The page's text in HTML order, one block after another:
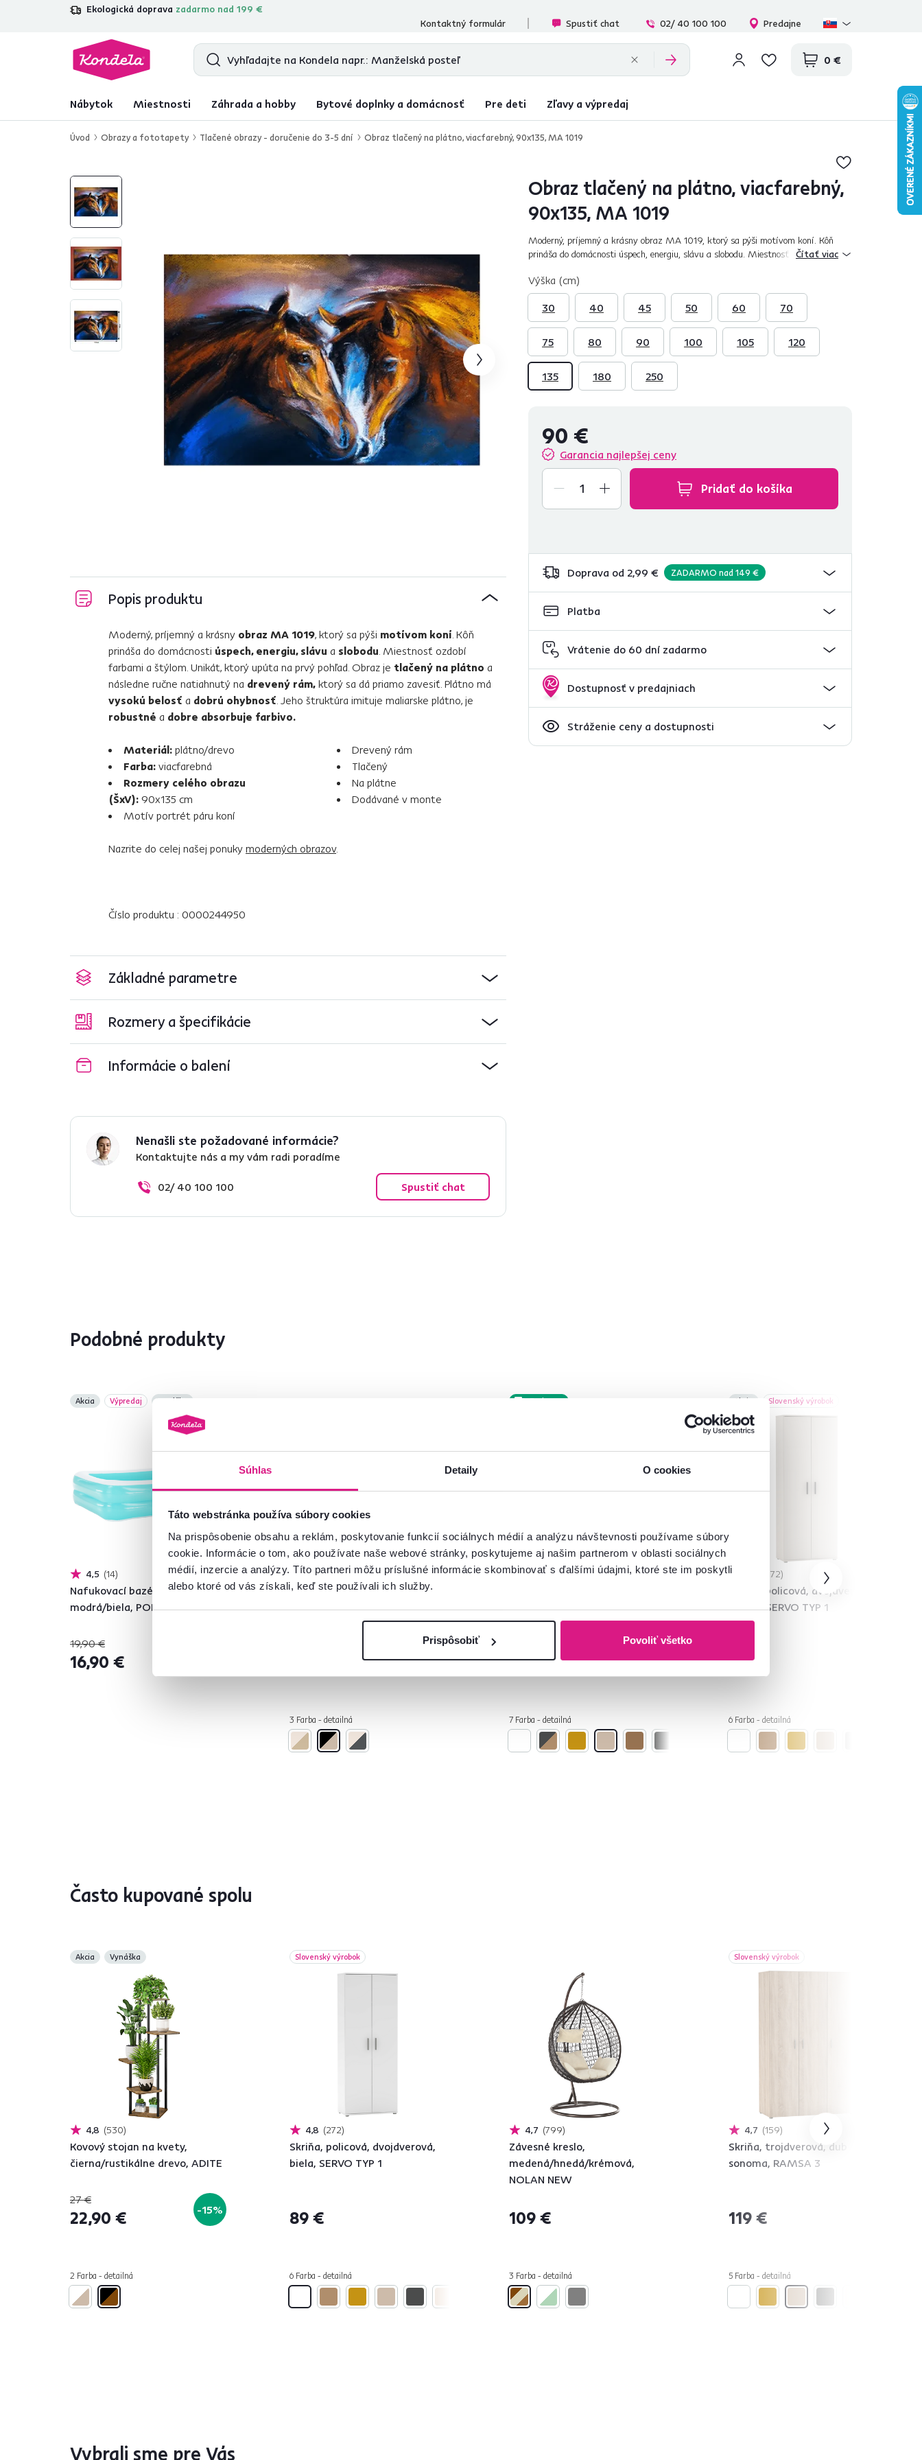
Súhlas Detaily O cookies
Táto webstránka používa súbory cookies
Na prispôsobenie obsahu a reklám, poskytovanie funkcií sociálnych médií a analýzu návštevnosti používame súbory
cookie. Informácie o tom, ako používate naše webové stránky, poskytujeme aj našim partnerom v oblasti sociálnych
médií, inzercie a analýzy. Títo partneri môžu príslušné informácie skombinovať s ďalšími údajmi, ktoré ste im poskytli
alebo ktoré od vás získali, keď ste používali ich služby.
Prispôsobiť Povoliť všetko
Ekologická doprava zadarmo nad 199 €
4,7 31 157overených produktových recenzií
Kontaktný formulár
Spustiť chat 02/ 40 100 100 Predajne
0 €
Nábytok Miestnosti Záhrada a hobby Bytové doplnky a domácnosť Pre deti Zľavy a výpredaj
Úvod Obrazy a fototapety Tlačené obrazy - doručenie do 3-5 dní Obraz tlačený na plátno, viacfarebný, 90x135, MA 1019
Obraz tlačený na plátno, viacfarebný,
90x135, MA 1019
Moderný, príjemný a krásny obraz MA 1019, ktorý sa pýši motívom koní. Kôň
prináša do domácnosti úspech, energiu, slávu a slobodu. Miestnosť ozdobí farbami
Čítať viac
Výška (cm)
30
40 45 50 60 70
75 80 90 100 105 120
135 180 250
90 €
Garancia najlepšej ceny
Pridať do košíka
Doprava od 2,99 € ZADARMO nad 149 €
Platba
Vrátenie do 60 dní zadarmo
Dostupnosť v predajniach
Stráženie ceny a dostupnosti
Popis produktu
Moderný, príjemný a krásny obraz MA 1019, ktorý sa pýši motívom koní . Kôň
prináša do domácnosti úspech, energiu, slávu a slobodu . Miestnosť ozdobí
farbami a štýlom. Unikát, ktorý upúta na prvý pohľad. Obraz je tlačený na plátno a
následne ručne natiahnutý na drevený rám, ktorý sa dá priamo zavesiť. Plátno má
vysokú belosť a dobrú ohybnosť . Jeho štruktúra imituje maliarske plátno, je
robustné a dobre absorbuje farbivo.
Materiál: plátno/drevo
Farba: viacfarebná
Rozmery celého obrazu
(ŠxV): 90x135 cm
Motív portrét páru koní
Drevený rám
Tlačený
Na plátne
Dodávané v monte
Nazrite do celej našej ponuky moderných obrazov.
Číslo produktu : 0000244950
Základné parametre
Rozmery a špecifikácie
Informácie o balení
Nenašli ste požadované informácie?
Kontaktujte nás a my vám radi poradíme
02/ 40 100 100 Spustiť chat
Podobné produkty
Akcia Výpredaj Vynáška
4,5 14
Nafukovací bazén, obdĺžnik,
modrá/biela, POLON TYP 1
19,90 €
16,90 €
4,9 4
Jedálenský set 1+4, dub
sonoma/čierna, MAKO
3 Farba - detailná
Zadarmo
4,5 212
dub sonoma, KORNY
239 €
7 Farba - detailná
Akcia
Slovenský výrobok
Novinka
272
Skriňa, policová, dvojdverová,
kašmír, SERVO TYP 1
89 €
6 Farba - detailná
Často kupované spolu
Akcia Vynáška
4,8 530
Kovový stojan na kvety,
čierna/rustikálne drevo, ADITE
27 €
22,90 € -15%
2 Farba - detailná
Slovenský výrobok
4,8 272
Skriňa, policová, dvojdverová,
biela, SERVO TYP 1
89 €
6 Farba - detailná
4,7 799
Závesné kreslo,
medená/hnedá/krémová,
NOLAN NEW
109 €
3 Farba - detailná
Slovenský výrobok
4,7 159
Skriňa, trojdverová, dub
sonoma, RAMSA 3
119 €
5 Farba - detailná
Vybrali sme pre Vás